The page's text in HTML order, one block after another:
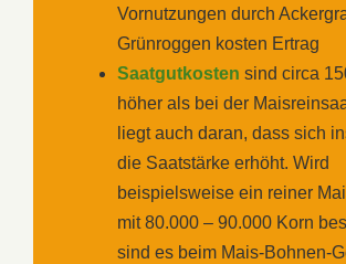
Vornutzungen durch
Grünroggen kosten Ertrag
Saatgutkosten sind circa
höher als bei der
liegt auch daran, dass sich
die Saatstärke erhöht. Wird
beispielsweise ein reiner
mit 80.000 – 90.000 Korn
sind es beim Mais-Bohnen-